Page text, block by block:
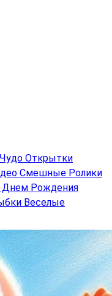
Чудо Открытки
Смешные Ролики
Днем Рождения
Веселые